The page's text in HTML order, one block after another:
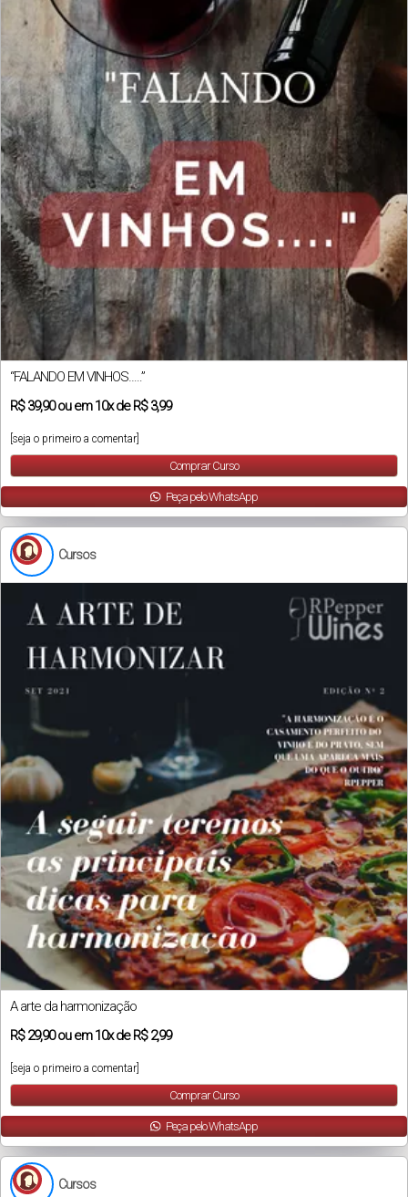
“FALANDO EM VINHOS…..”
R$39,90ou em10xdeR$ 3,99
[seja o primeiro a comentar]
Comprar Curso
Peça pelo WhatsApp
Cursos
A arte da harmonização
R$29,90ou em10xdeR$ 2,99
[seja o primeiro a comentar]
Comprar Curso
Peça pelo WhatsApp
Cursos